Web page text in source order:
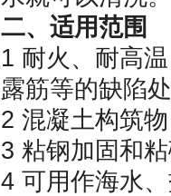
二、适用范围
1 耐火、耐高
露筋等的缺陷
2 混凝土构筑
3 粘钢加固和
4 可用作海水